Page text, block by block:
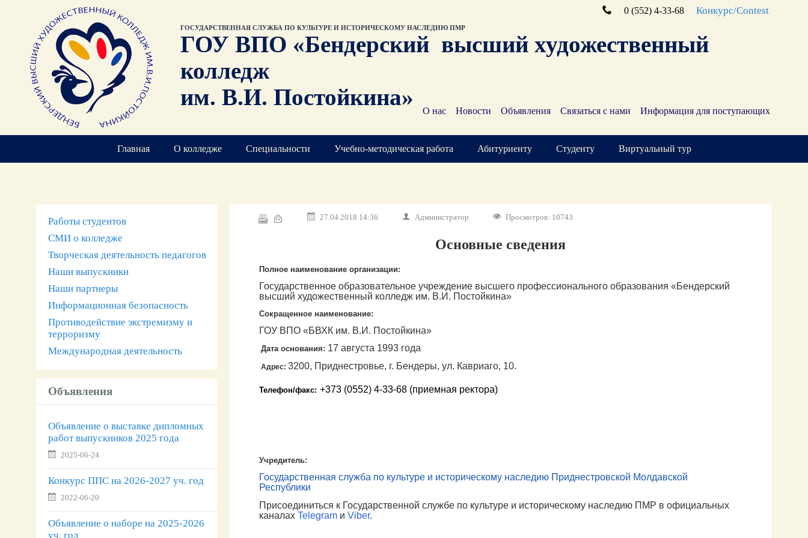
0 (552) 4-33-68 Конкурс/Contest
ГОСУДАРСТВЕННАЯ СЛУЖБА ПО КУЛЬТУРЕ И ИСТОРИЧЕСКОМУ НАСЛЕДИЮ ПМР
ГОУ ВПО «Бендерский высший художественный
колледж
им. В.И. Постойкина»
О нас Новости Объявления Связаться с нами Информация для поступающих
Главная О колледже Специальности Учебно-методическая работа Абитуриенту Студенту Виртуальный тур
Работы студентов
СМИ о колледже
Творческая деятельность педагогов
Наши выпускники
Наши партнеры
Информационная безопасность
Противодействие экстремизму и
терроризму
Международная деятельность
Объявления
Объявление о выставке дипломных
работ выпускников 2025 года
2025-06-24
Конкурс ППС на 2026-2027 уч. год
2022-06-20
Объявление о наборе на 2025-2026
уч. год
27.04.2018 14:36 Администратор Просмотров: 10743
Основные сведения
Полное наименование организации:
Государственное образовательное учреждение высшего профессионального образования «Бендерский
высший художественный колледж им. В.И. Постойкина»
Сокращенное наименование:
ГОУ ВПО «БВХК им. В.И. Постойкина»
Дата основания: 17 августа 1993 года
Адрес:3200, Приднестровье, г. Бендеры, ул. Кавриаго, 10.
Телефон/факс: +373 (0552) 4-33-68 (приемная ректора)
Учредитель:
Государственная служба по культуре и историческому наследию Приднестровской Молдавской
Республики
Присоединиться к Государственной службе по культуре и историческому наследию ПМР в официальных
каналахTelegram иViber.